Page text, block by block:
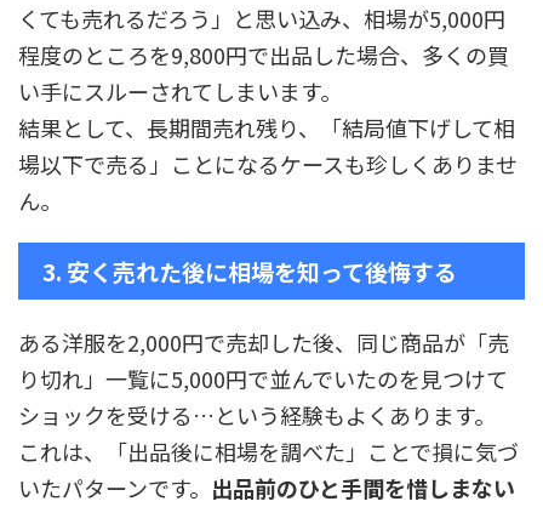
くても売れるだろう」と思い込み、相場が5,000円
程度のところを9,800円で出品した場合、多くの買
い手にスルーされてしまいます。
結果として、長期間売れ残り、「結局値下げして相
場以下で売る」ことになるケースも珍しくありませ
ん。
3. 安く売れた後に相場を知って後悔する
ある洋服を2,000円で売却した後、同じ商品が「売
り切れ」一覧に5,000円で並んでいたのを見つけて
ショックを受ける…という経験もよくあります。
これは、「出品後に相場を調べた」ことで損に気づ
いたパターンです。 出品前のひと手間を惜しまない